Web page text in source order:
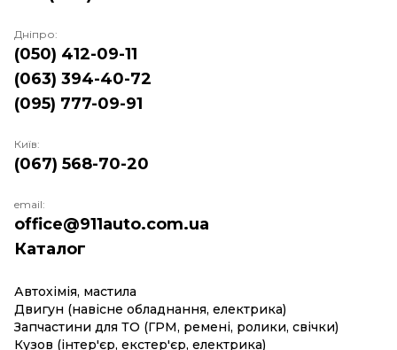
Каталог
Автохімія, мастила
Двигун (навісне обладнання, електрика)
Запчастини для ТО (ГРМ, ремені, ролики, свічки)
Кузов (інтер'єр, екстер'єр, електрика)
Дніпро:
(050) 412-09-11
(063) 394-40-72
(095) 777-09-91
Київ:
(067) 568-70-20
email:
office@911auto.com.ua